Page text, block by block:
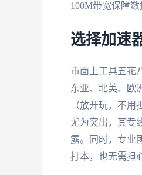
100M带宽保障
选择加速
市面上工具五花
东亚、北美、欧
（放开玩，不用
尤为突出，其专
露。同时，专业
打本，也无需担